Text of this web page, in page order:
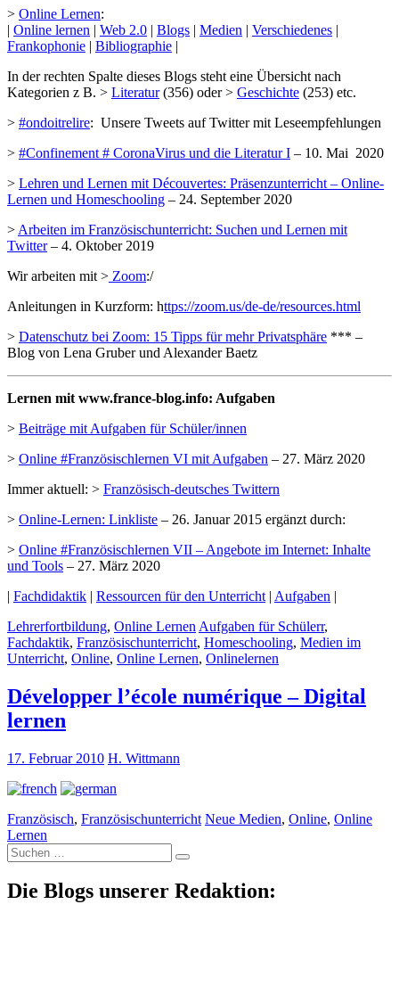
> Online Lernen:
| Online lernen | Web 2.0 | Blogs | Medien | Verschiedenes |
Frankophonie | Bibliographie |
In der rechten Spalte dieses Blogs steht eine Übersicht nach
Kategorien z B. > Literatur(356) oder > Geschichte (253) etc.
> #ondoitrelire: Unsere Tweets auf Twitter mit Leseempfehlungen
> #Confinement # CoronaVirus und die Literatur I – 10. Mai 2020
> Lehren und Lernen mit Découvertes: Präsenzunterricht – Online-
Lernen und Homeschooling – 24. September 2020
> Arbeiten im Französischunterricht: Suchen und Lernen mit
Twitter– 4. Oktober 2019
Wir arbeiten mit > Zoom:/
Anleitungen in Kurzform: https://zoom.us/de-de/resources.html
> Datenschutz bei Zoom: 15 Tipps für mehr Privatsphäre *** –
Blog von Lena Gruber und Alexander Baetz
Lernen mit www.france-blog.info: Aufgaben
> Beiträge mit Aufgaben für Schüler/innen
> Online #Französischlernen VI mit Aufgaben – 27. März 2020
Immer aktuell: > Französisch-deutsches Twittern
> Online-Lernen: Linkliste – 26. Januar 2015 ergänzt durch:
> Online #Französischlernen VII – Angebote im Internet: Inhalte
und Tools – 27. März 2020
| Fachdidaktik | Ressourcen für den Unterricht | Aufgaben |
Lehrerfortbildung, Online Lernen Aufgaben für Schülerr,
Fachdaktik, Französischunterricht, Homeschooling, Medien im
Unterricht, Online, Online Lernen, Onlinelernen
Développer l’école numérique – Digital
lernen
17. Februar 2010 H. Wittmann
Französisch, Französischunterricht Neue Medien, Online, Online
Lernen
Suche
nach:
Die Blogs unserer Redaktion: